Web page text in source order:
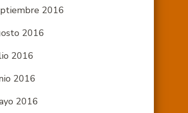
2016
2016
2016
2016
2016